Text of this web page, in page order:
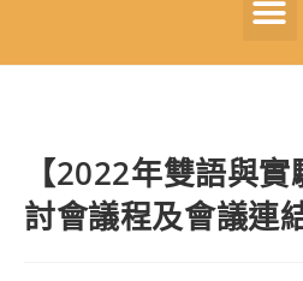
【2022年雙語與
討會議程及會議連結